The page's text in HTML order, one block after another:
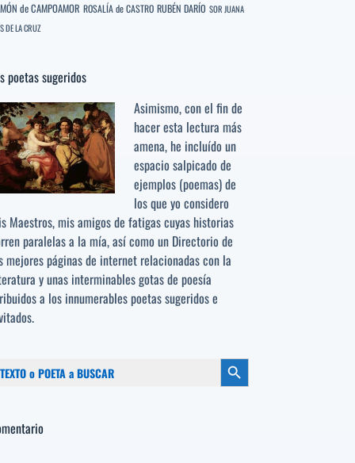
de CAMPOAMOR ROSALÍA de CASTRO RUBÉN DARÍO SOR JUANA
DE LA CRUZ
poetas sugeridos
Asimismo, con el fin de
hacer esta lectura más
amena, he incluído un
espacio salpicado de
ejemplos (poemas) de
los que yo considero
Maestros, mis amigos de fatigas cuyas historias
paralelas a la mía, así como un Directorio de
mejores páginas de internet relacionadas con la
y unas interminables gotas de poesía
a los innumerables poetas sugeridose
Botón de búsqueda